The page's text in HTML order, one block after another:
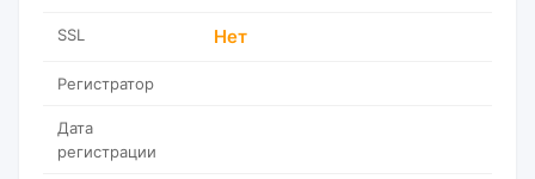
SSL Нет
Регистратор
Дата
регистрации